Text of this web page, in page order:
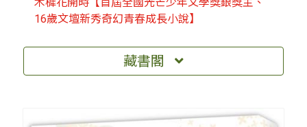
16歲文壇新秀奇幻青春成長小說】
藏書閣